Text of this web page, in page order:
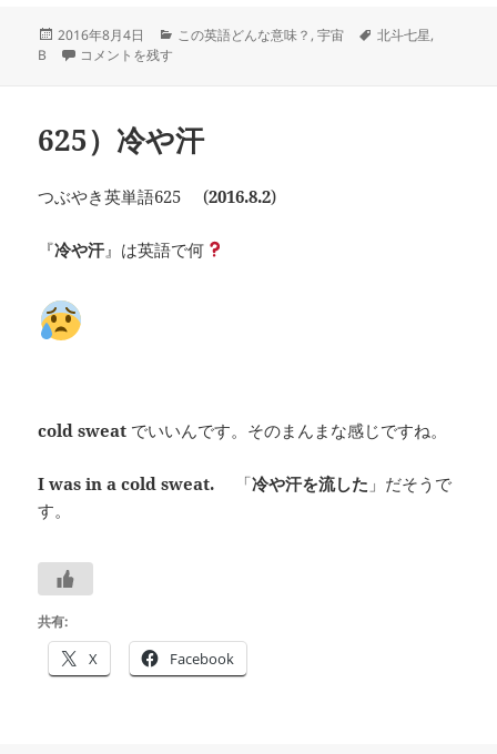
投
稿
2016年8月4日
カ
この英語どんな意味？ ,宇宙
タ
北斗七星,
B
627）Big Dipperは？ に
コメントを残す
625）冷や汗
つぶやき英単語625 (2016.8.2)
『冷や汗 』は英語で何
cold sweat でいいんです。そのまんまな感じですね。
I was in a cold sweat. 「冷や汗を流した 」だそうで
す。
共有:
X Facebook